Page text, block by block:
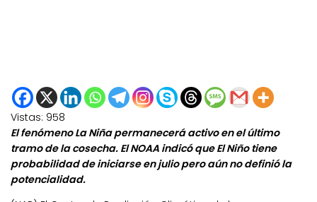
Vistas: 958
El fenómeno La Niña permanecerá activo en el último
tramo de la cosecha. El NOAA indicó que El Niño tiene
probabilidad de iniciarse en julio pero aún no definió la
potencialidad.